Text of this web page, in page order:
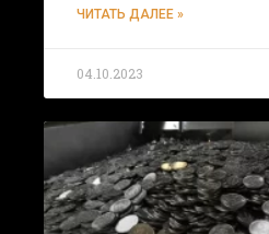
ЧИТАТЬ ДАЛЕЕ »
04.10.2023